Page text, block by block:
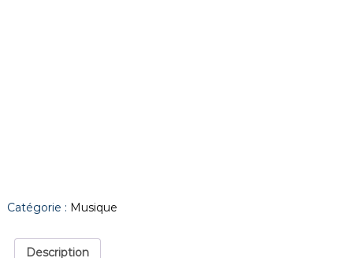
Catégorie : Musique
Description